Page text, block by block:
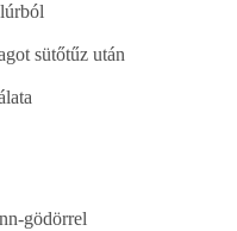
sütőtűz után
gödörrel